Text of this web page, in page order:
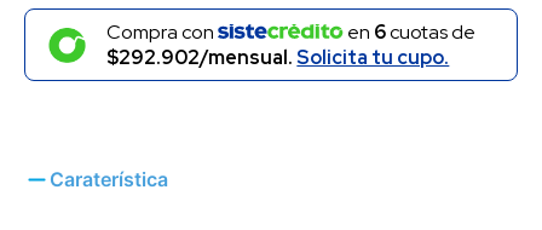
Compra con en 6cuotas de
$292.902/mensual.Solicita tu cupo.
Caraterística